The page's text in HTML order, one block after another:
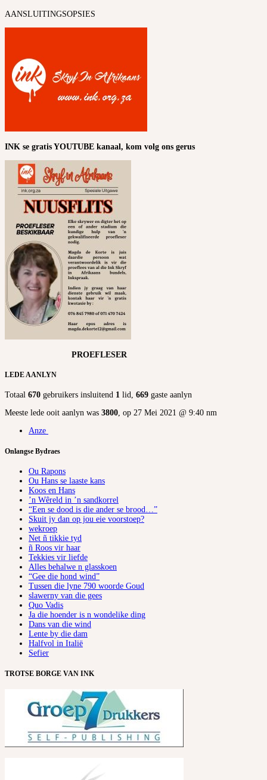
AANSLUITINGSOPSIES
INK se gratis YOUTUBE kanaal, kom volg ons gerus
PROEFLESER
LEDE AANLYN
Totaal 670 gebruikers insluitend 1 lid, 669 gaste aanlyn
Meeste lede ooit aanlyn was 3800, op 27 Mei 2021 @ 9:40 nm
Anze
Onlangse Bydraes
Ou Rapons
Ou Hans se laaste kans
Koos en Hans
’n Wêreld in ’n sandkorrel
“Een se dood is die ander se brood…”
Skuit jy dan op jou eie voorstoep?
wekroep
Net ñ tikkie tyd
ñ Roos vir haar
Tekkies vir liefde
Alles behalwe n glasskoen
“Gee die hond wind”
Tussen die lyne 790 woorde Goud
slawerny van die gees
Quo Vadis
Ja die hoender is n wondelike ding
Dans van die wind
Lente by die dam
Halfvol in Italië
Sefier
TROTSE BORGE VAN INK